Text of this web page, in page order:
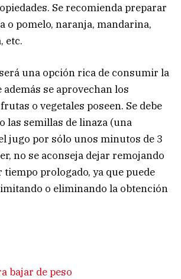
Se recomienda preparar
o pomelo, naranja, mandarina,
etc.
una opción rica de consumir la
se aprovechan los
o vegetales poseen. Se debe
las semillas de linaza (una
jugo por sólo unos minutos de 3
no se aconseja dejar remojando
prologado, ya que puede
o eliminando la obtención
bajar de peso